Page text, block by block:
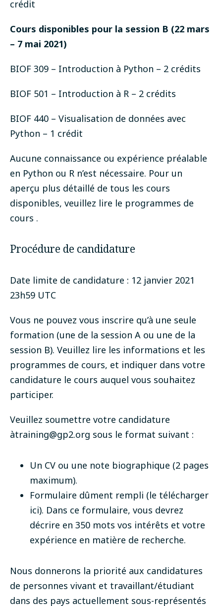
crédit
Cours disponibles pour la session B (22 mars
– 7 mai 2021)
BIOF 309 – Introduction à Python – 2 crédits
BIOF 501 – Introduction à R – 2 crédits
BIOF 440 – Visualisation de données avec
Python – 1 crédit
Aucune connaissance ou expérience préalable
en Python ou R n’est nécessaire. Pour un
aperçu plus détaillé de tous les cours
disponibles, veuillez lire le programmes de
cours .
Procédure de candidature
Date limite de candidature : 12 janvier 2021
23h59 UTC
Vous ne pouvez vous inscrire qu’à une seule
formation (une de la session A ou une de la
session B). Veuillez lire les informations et les
programmes de cours, et indiquer dans votre
candidature le cours auquel vous souhaitez
participer.
Veuillez soumettre votre candidature
àtraining@gp2.org sous le format suivant :
Un CV ou une note biographique (2 pages
maximum).
Formulaire dûment rempli (le télécharger
ici). Dans ce formulaire, vous devrez
décrire en 350 mots vos intérêts et votre
expérience en matière de recherche.
Nous donnerons la priorité aux candidatures
de personnes vivant et travaillant/étudiant
dans des pays actuellement sous-représentés